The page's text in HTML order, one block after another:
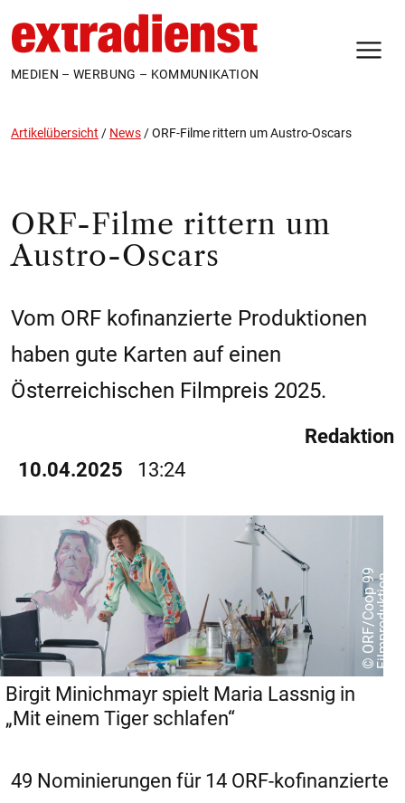
MEDIEN – WERBUNG – KOMMUNIKATION
Artikelübersicht / News /ORF-Filme rittern um Austro-Oscars
ORF-Filme rittern um
Austro-Oscars
Vom ORF kofinanzierte Produktionen
haben gute Karten auf einen
Österreichischen Filmpreis 2025.
10.04.2025 13:24
Redaktion
©
O
R
F
/
C
o
o
p
9
9
F
i
l
m
p
r
o
d
u
k
t
i
on
Birgit Minichmayr spielt Maria Lassnig in
„Mit einem Tiger schlafen“
49 Nominierungen für 14 ORF-kofinanzierte